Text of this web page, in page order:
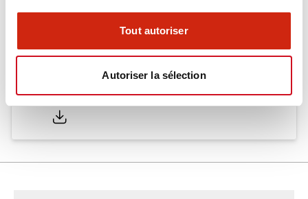
Tout autoriser
Autoriser la sélection
Catalogues Et Brochures Fiche Technique
SA1E Catalog
05/09/2025.PDF2.45MB